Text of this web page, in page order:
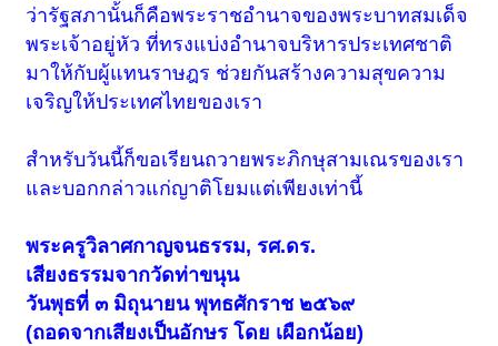
ว่ารัฐสภานั้นก็คือพระราชอำนาจของพระบาทสมเด็จ
พระเจ้าอยู่หัว ที่ทรงแบ่งอำนาจบริหารประเทศชาติ
มาให้กับผู้แทนราษฎร ช่วยกันสร้างความสุขความ
เจริญให้ประเทศไทยของเรา
สำหรับวันนี้ก็ขอเรียนถวายพระภิกษุสามเณรของเรา
และบอกกล่าวแก่ญาติโยมแต่เพียงเท่านี้
พระครูวิลาศกาญจนธรรม, รศ.ดร.
เสียงธรรมจากวัดท่าขนุน
วันพุธที่ ๓ มิถุนายน พุทธศักราช ๒๕๖๙
(ถอดจากเสียงเป็นอักษร โดย เผือกน้อย)